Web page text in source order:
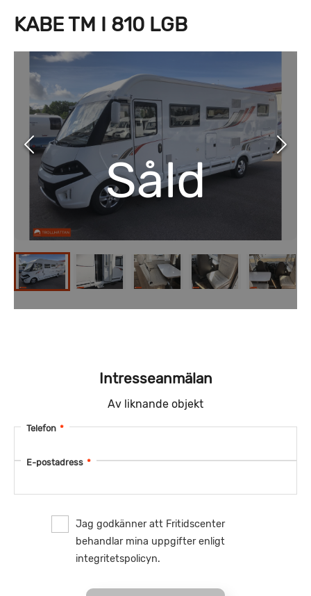
KABE TM I 810 LGB
Såld
Intresseanmälan
Av liknande objekt
Telefon *
E-postadress *
Jag godkänner att Fritidscenter
behandlar mina uppgifter enligt
integritetspolicyn.